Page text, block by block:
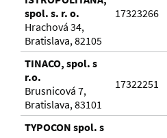
spol. s. r. o.
Hrachová 34,
Bratislava, 82105
17323266
TINACO, spol. s
r.o.
Brusnicová 7,
Bratislava, 83101
17322251
TYPOCON spol. s